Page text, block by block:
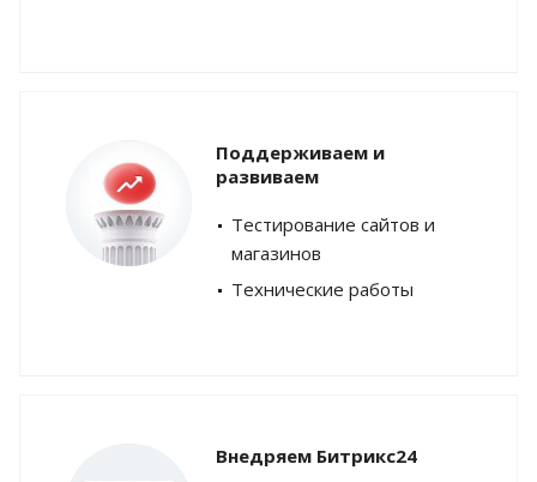
Поддерживаем и
развиваем
Тестирование сайтов и
магазинов
Технические работы
Внедряем Битрикс24